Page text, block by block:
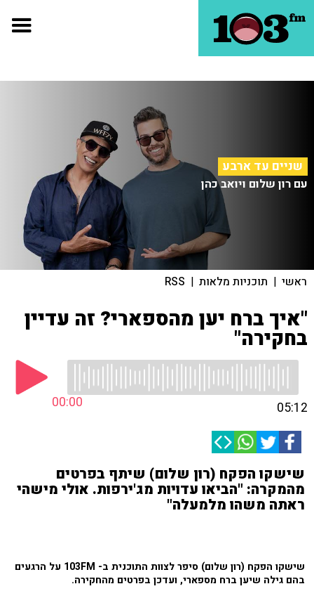
שניים עד ארבע
עם רון שלום ויואב כהן
ראשי | תוכניות מלאות |
RSS
"איך ברח יען מהספארי? זה עדיין
בחקירה"
00:00 05:12
שישקו הפקח (רון שלום) שיתף בפרטים
מהמקרה: "הביאו עדויות מג'ירפות. אולי מישהי
ראתה משהו מלמעלה"
שישקו הפקח (רון שלום) סיפר לצוות התוכנית ב- 103FM על הרגעים
בהם גילה שיען ברח מספארי, ועדכן בפרטים מהחקירה.